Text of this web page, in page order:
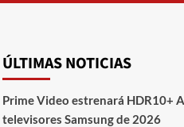
ÚLTIMAS NOTICIAS
Prime Video estrenará HDR10+
televisores Samsung de 2026